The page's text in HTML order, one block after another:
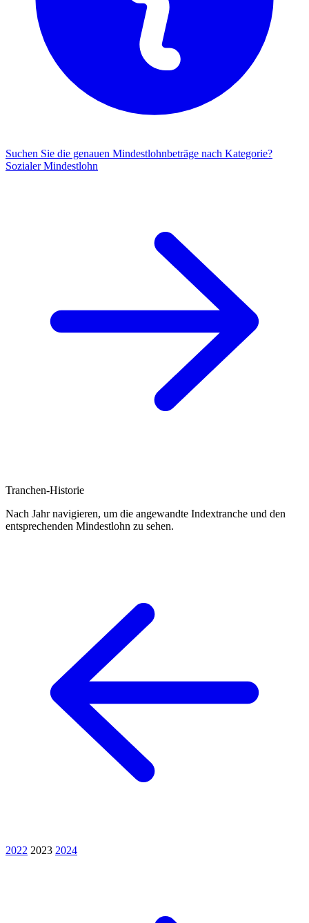
Suchen Sie die genauen Mindestlohnbeträge nach Kategorie?
Sozialer Mindestlohn
Tranchen-Historie
Nach Jahr navigieren, um die angewandte Indextranche und den
entsprechenden Mindestlohn zu sehen.
2022 2023 2024